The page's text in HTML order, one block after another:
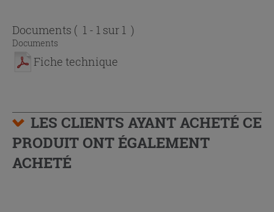
Documents ( 1 - 1 sur 1 )
Documents
Fiche technique
LES CLIENTS AYANT ACHETÉ CE
PRODUIT ONT ÉGALEMENT
ACHETÉ